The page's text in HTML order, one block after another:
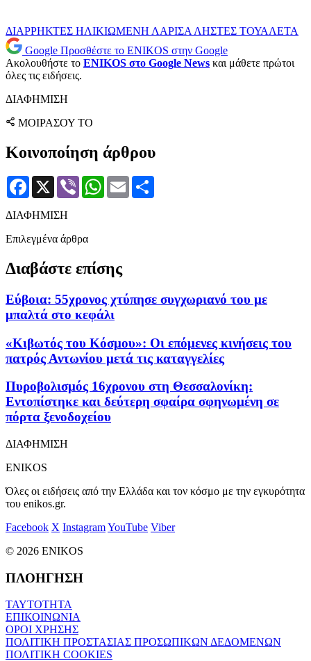
ΔΙΑΡΡΗΚΤΕΣ ΗΛΙΚΙΩΜΕΝΗ ΛΑΡΙΣΑ ΛΗΣΤΕΣ ΤΟΥΑΛΕΤΑ
Google Προσθέστε το ENIKOS στην Google
Ακολουθήστε το ENIKOS στο Google News και μάθετε πρώτοι
όλες τις ειδήσεις.
ΔΙΑΦΗΜΙΣΗ
ΜΟΙΡΑΣΟΥ ΤΟ
Κοινοποίηση άρθρου
Facebook
X Viber WhatsApp
Email
ΔΙΑΦΗΜΙΣΗ
Επιλεγμένα άρθρα
Διαβάστε επίσης
Εύβοια: 55χρονος χτύπησε συγχωριανό του με
μπαλτά στο κεφάλι
«Κιβωτός του Κόσμου»: Οι επόμενες κινήσεις του
πατρός Αντωνίου μετά τις καταγγελίες
Πυροβολισμός 16χρονου στη Θεσσαλονίκη:
Εντοπίστηκε και δεύτερη σφαίρα σφηνωμένη σε
πόρτα ξενοδοχείου
ΔΙΑΦΗΜΙΣΗ
ENIKOS
Όλες οι ειδήσεις από την Ελλάδα και τον κόσμο με την εγκυρότητα
του enikos.gr.
Facebook X InstagramYouTube Viber
© 2026 ENIKOS
ΠΛΟΗΓΗΣΗ
ΤΑΥΤΟΤΗΤΑ
ΕΠΙΚΟΙΝΩΝΙΑ
ΟΡΟΙ ΧΡΗΣΗΣ
ΠΟΛΙΤΙΚΗ ΠΡΟΣΤΑΣΙΑΣ ΠΡΟΣΩΠΙΚΩΝ ΔΕΔΟΜΕΝΩΝ
ΠΟΛΙΤΙΚΗ COOKIES